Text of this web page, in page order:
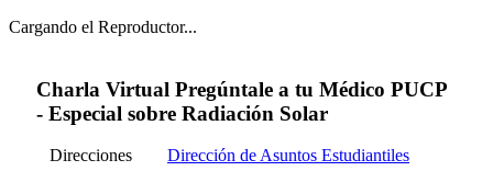
Cargando el Reproductor...
Charla Virtual Pregúntale a tu Médico PUCP
- Especial sobre Radiación Solar
Direcciones Dirección de Asuntos Estudiantiles